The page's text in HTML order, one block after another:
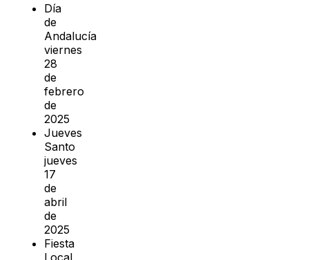
Día
de
Andalucía
viernes
28
de
febrero
de
2025
Jueves
Santo
jueves
17
de
abril
de
2025
Fiesta
Local